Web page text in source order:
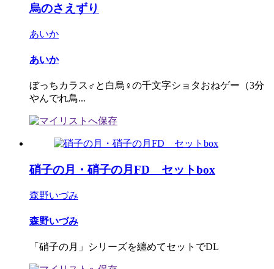
烏のさえずり
あいか
あいか
ぼっちカラス♂と白烏♀の千文字ショタおねゲー（3分
やんでれ鳥...
硝子の月・硝子の月FD セットbox
森野いづみ
森野いづみ
「硝子の月」シリーズを纏めてセットでDL